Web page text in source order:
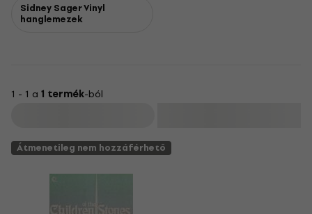
Sidney Sager Vinyl
hanglemezek
1 - 1 a 1 termék-ból
Átmenetileg nem hozzáférhető